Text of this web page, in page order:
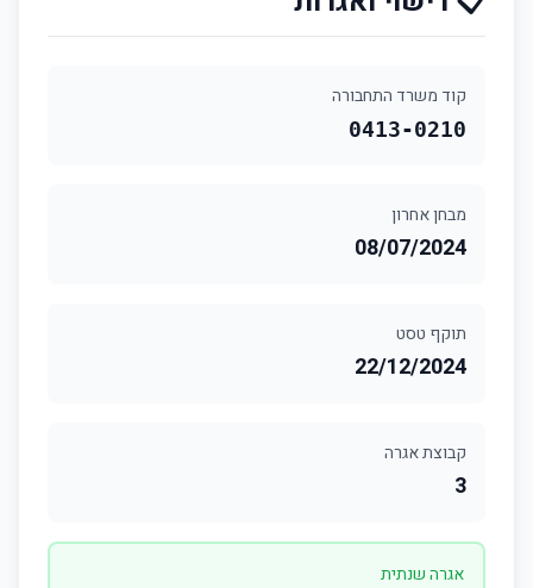
קוד משרד התחבורה
0413-0210
מבחן אחרון
08/07/2024
תוקף טסט
22/12/2024
קבוצת אגרה
3
אגרה שנתית